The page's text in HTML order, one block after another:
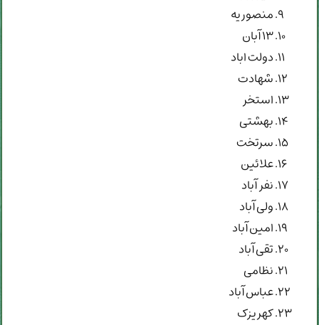
منصوریه
۱۳ آبان
دولت اباد
شهادت
استخر
بهشتی
سرتخت
علائین
نفر آباد
ولی آباد
امین آباد
تقی آباد
نظامی
عباس آباد
کهریزک